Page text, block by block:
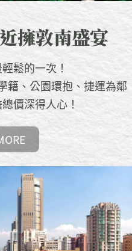
擁敦南盛宴
鬆的一次！
籍、公園環抱、捷運為鄰
價深得人心！